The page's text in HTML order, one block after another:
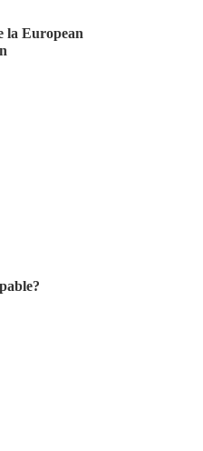
la European